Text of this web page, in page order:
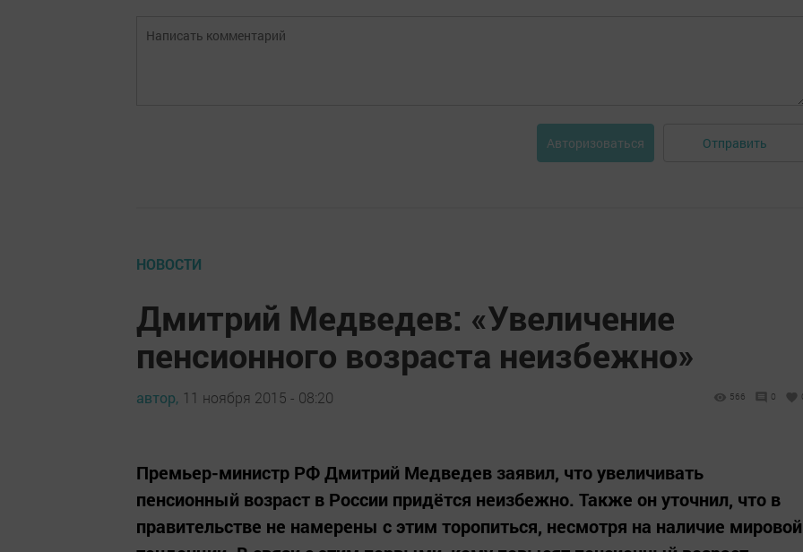
Авторизоваться Отправить
НОВОСТИ
Дмитрий Медведев: «Увеличение
пенсионного возраста неизбежно»
автор, 11 ноября 2015 - 08:20 566 0
Премьер-министр РФ Дмитрий Медведев заявил, что увеличивать
пенсионный возраст в России придётся неизбежно. Также он уточнил, что в
правительстве не намерены с этим торопиться, несмотря на наличие мировой